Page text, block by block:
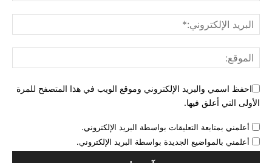
احفظ اسمي والبريد الإلكتروني وموقع الويب في هذا المتصفح للمرة
الأولى التي أعلق فيها.
أعلمني بمتابعة التعليقات بواسطة البريد الإلكتروني.
أعلمني بالمواضيع الجديدة بواسطة البريد الإلكتروني.